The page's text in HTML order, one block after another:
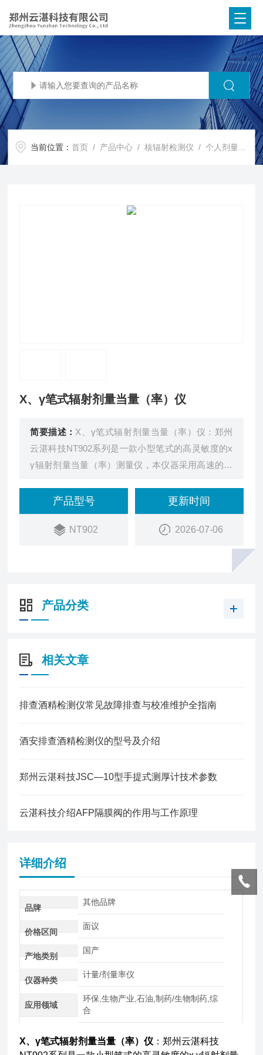
当前位置：首页 / 产品中心 /核辐射检测仪 /个人剂量率报警仪
X、γ笔式辐射剂量当量（率）仪
简要描述： X、γ笔式辐射剂量当量（率）仪：郑州
云湛科技NT902系列是一款小型笔式的高灵敏度的x
γ辐射剂量当量（率）测量仪，本仪器采用高速的低
采用了高灵敏度的闪烁体探测器。仪器具有响应快，
测量范围宽,应用范围广的特点。可监测X、γ射线，
是一款通用型辐射剂量测量仪。
产品型号
NT902
更新时间
2026-07-06
产品分类
相关文章
排查酒精检测仪常见故障排查与校准维护全指南
酒安排查酒精检测仪的型号及介绍
郑州云湛科技JSC—10型手提式测厚计技术参数
云湛科技介绍AFP隔膜阀的作用与工作原理
详细介绍
品牌
其他品牌
价格区间
面议
产地类别
国产
仪器种类
计量/剂量率仪
应用领域
环保,生物产业,石油,制药/生物制药,综
合
X、γ笔式辐射剂量当量（率）仪 ：郑州云湛科技